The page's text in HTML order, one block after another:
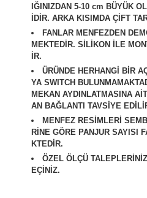
IĞINIZDAN 5-10 cm BÜYÜK
İDİR. ARKA KISIMDA ÇİFT
FANLAR MENFEZDEN
MEKTEDİR. SİLİKON İLE
İR.
ÜRÜNDE HERHANGİ BİR
YA SWITCH
MEKAN AYDINLATMASINA
AN BAĞLANTI TAVSİYE
M ENFEZ RESİMLERİ
RİNE GÖRE PANJUR SAYISI
KTEDİR.
ÖZEL ÖLÇÜ
EÇİNİZ.